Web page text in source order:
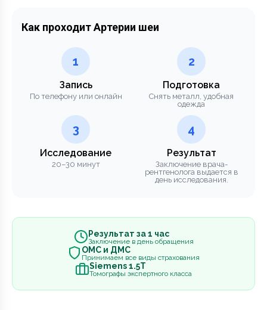
Как проходит Артерии шеи
1
Запись
По телефону или онлайн
2
Подготовка
Снять металл, удобная
одежда
3
Исследование
20–30 минут
4
Результат
Заключение врача-
рентгенолога выдается в
день исследования.
Результат за 1 час
Заключение в день обращения
ОМС и ДМС
Принимаем все виды страхования
Siemens 1.5Т
Томографы экспертного класса